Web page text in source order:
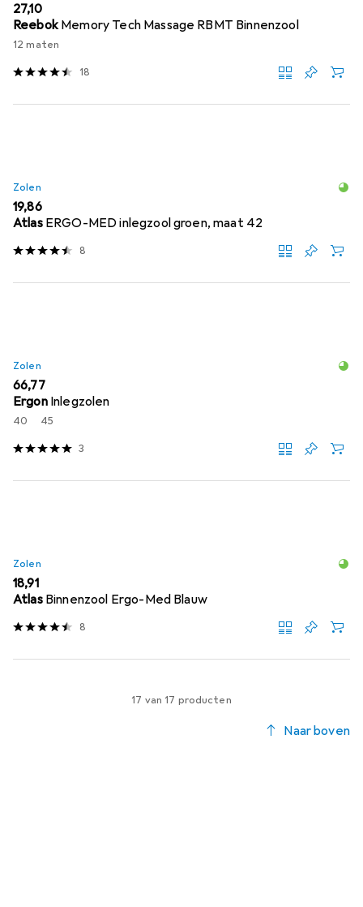
EUR
27,10
Reebok Memory Tech Massage RBMT Binnenzool
12 maten
18
Zolen
EUR
19,86
Atlas ERGO-MED inlegzool groen, maat 42
8
Zolen
EUR
66,77
Ergon Inlegzolen
40 45
3
Zolen
EUR
18,91
Atlas Binnenzool Ergo-Med Blauw
8
17 van 17 producten
Naar boven